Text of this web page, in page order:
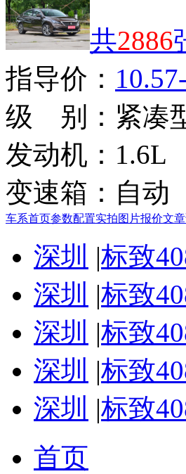
共2886
指导价：
级 别： 紧凑
发动机： 1.6L
变速箱： 自动
车系首页参数配置实拍图片报价文章
深圳 |标致
深圳 |标致
深圳 |标致
深圳 |标致
深圳 |标致
首页